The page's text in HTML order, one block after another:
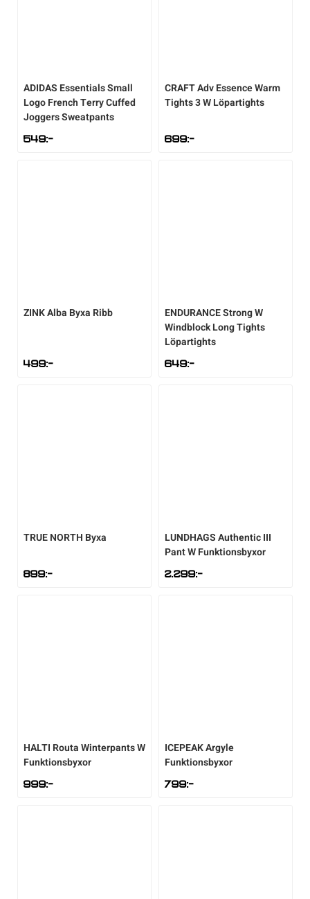
ADIDAS Essentials Small
Logo French Terry Cuffed
Joggers Sweatpants
549:-
CRAFTAdv Essence Warm
Tights 3 W Löpartights
699:-
ZINKAlba Byxa Ribb
499:-
ENDURANCEStrong W
Windblock Long Tights
Löpartights
649:-
TRUE NORTH Byxa
899:-
LUNDHAGSAuthentic III
Pant W Funktionsbyxor
2.299:-
HALTI Routa Winterpants W
Funktionsbyxor
999:-
ICEPEAKArgyle
Funktionsbyxor
799:-